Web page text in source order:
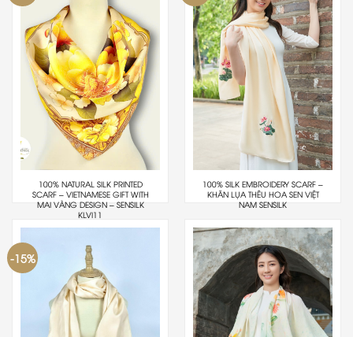
100% NATURAL SILK PRINTED
SCARF – VIETNAMESE GIFT WITH
MAI VÀNG DESIGN – SENSILK
KLVI11
100% SILK EMBROIDERY SCARF –
KHĂN LỤA THÊU HOA SEN VIỆT
NAM SENSILK
-15%